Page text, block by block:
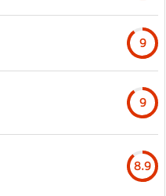
9
9
8.9